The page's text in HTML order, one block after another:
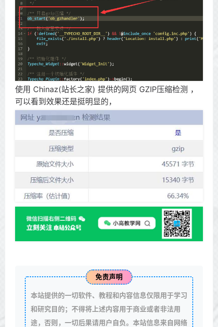
使用 Chinaz(站长之家) 提供的网页 GZIP压缩检测 ，
可以看到效果还是挺明显的，
免责声明
本站提供的一切软件、教程和内容信息仅限用于学习
和研究目的；不得将上述内容用于商业或者非法用
途，否则，一切后果请用户自负。本站信息来自网络